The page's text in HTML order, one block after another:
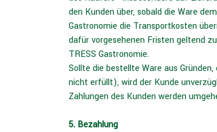
den Kunden über, sobald die Ware
Gastronomie die Transportkosten
dafür vorgesehenen Fristen geltend
TRESS Gastronomie.
Sollte die bestellte Ware aus
nicht erfüllt), wird der Kunde
Zahlungen des Kunden werden
5. Bezahlung